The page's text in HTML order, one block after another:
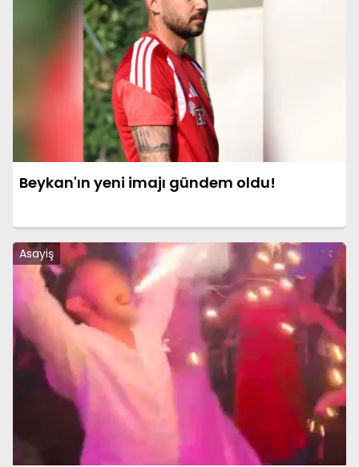
Beykan'ın yeni imajı gündem oldu!
Asayiş